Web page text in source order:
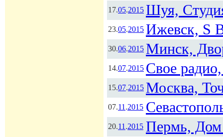
17.05.2015 Шуя,
23.05.2015 Ижевск, S
30.06.2015 Минск,
14.07.2015 Свое
15.07.2015 Москва,
07.11.2015
20.11.2015 Пермь, Дом